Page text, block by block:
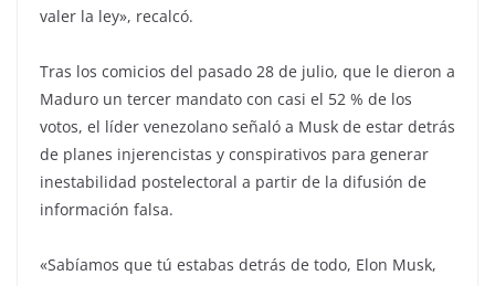
valer la ley», recalcó.
Tras los comicios del pasado 28 de julio, que le dieron a
Maduro un tercer mandato con casi el 52 % de los
votos, el líder venezolano señaló a Musk de estar detrás
de planes injerencistas y conspirativos para generar
inestabilidad postelectoral a partir de la difusión de
información falsa.
«Sabíamos que tú estabas detrás de todo, Elon Musk,